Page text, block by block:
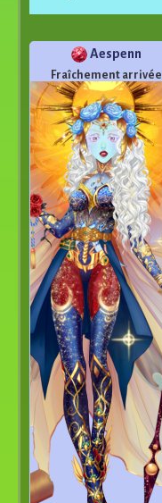
Aespenn
Fraîchement arrivée